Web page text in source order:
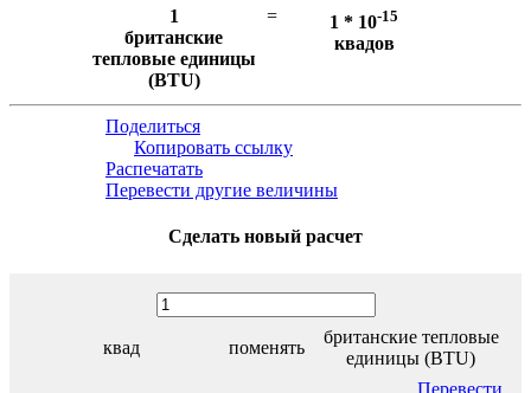
1
британские
тепловые единицы
(BTU)
= 1 * 10-15
квадов
Поделиться
Копировать ссылку
Распечатать
Перевести другие величины
Сделать новый расчет
квад поменять
британские тепловые
единицы (BTU)
Перевести